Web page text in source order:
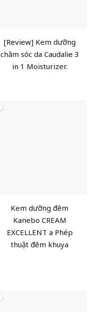
[Review] Kem dưỡng
chăm sóc da Caudalie 3
in 1 Moisturizer.
Kem dưỡng đêm
Kanebo CREAM
EXCELLENT a Phép
thuật đêm khuya